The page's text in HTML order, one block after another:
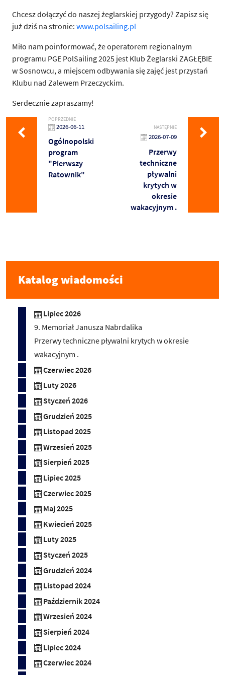
Chcesz dołączyć do naszej żeglarskiej przygody? Zapisz się
już dziś na stronie: www.polsailing.pl
Miło nam poinformować, że operatorem regionalnym
programu PGE PolSailing 2025 jest Klub Żeglarski ZAGŁĘBIE
w Sosnowcu, a miejscem odbywania się zajęć jest przystań
Klubu nad Zalewem Przeczyckim.
Serdecznie zapraszamy!
POPRZEDNIE
2026-06-11
Ogólnopolski
program
"Pierwszy
Ratownik"
NASTĘPNIE
2026-07-09
Przerwy
techniczne
pływalni
krytych w
okresie
wakacyjnym .
Katalog wiadomości
Lipiec 2026
9. Memoriał Janusza Nabrdalika
Przerwy techniczne pływalni krytych w okresie
wakacyjnym .
Czerwiec 2026
Luty 2026
Styczeń 2026
Grudzień 2025
Listopad 2025
Wrzesień 2025
Sierpień 2025
Lipiec 2025
Czerwiec 2025
Maj 2025
Kwiecień 2025
Luty 2025
Styczeń 2025
Grudzień 2024
Listopad 2024
Październik 2024
Wrzesień 2024
Sierpień 2024
Lipiec 2024
Czerwiec 2024